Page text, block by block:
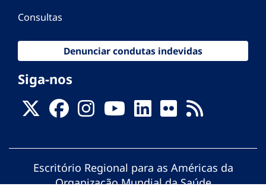
Consultas
Denunciar condutas indevidas
Siga-nos
Escritório Regional para as Américas da
Organização Mundial da Saúde